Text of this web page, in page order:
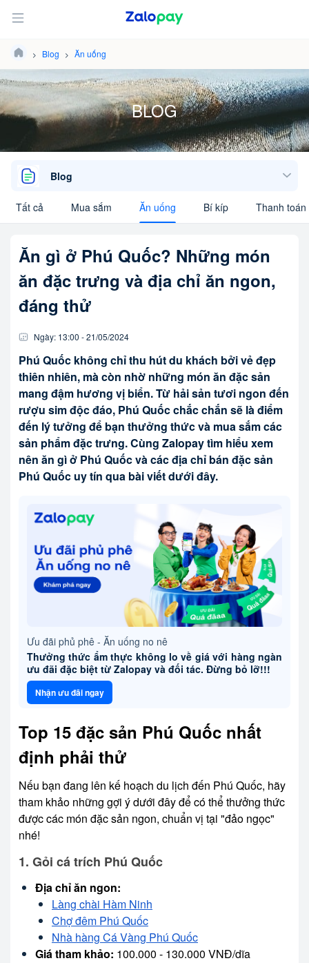
Blog Ăn uống
BLOG
Blog
Tất cả Mua sắm Ăn uống Bí kíp Thanh
Ăn gì ở Phú Quốc? Những món
ăn đặc trưng và địa chỉ ăn ngon,
đáng thử
Ngày: 13:00 -21/05/2024
Phú Quốc không chỉ thu hút du khách bởi vẻ đẹp
thiên nhiên, mà còn nhờ những món ăn đặc sản
mang đậm hương vị biển. Từ hải sản tươi ngon đến
rượu sim độc đáo, Phú Quốc chắc chắn sẽ là điểm
đến lý tưởng để bạn thưởng thức và mua sắm các
sản phẩm đặc trưng. Cùng Zalopay tìm hiểu xem
nên ăn gì ở Phú Quốc và các địa chỉ bán đặc sản
Phú Quốc uy tín qua bài viết dưới đây.
Ưu đãi phủ phê - Ăn uống no nê
Thưởng thức ẩm thực không lo về giá với hàng ngàn
ưu đãi đặc biệt từ Zalopay và đối tác. Đừng bỏ lỡ!!!
Nhận ưu đãi ngay
Top 15 đặc sản Phú Quốc nhất
định phải thử
Nếu bạn đang lên kế hoạch du lịch đến Phú Quốc, hãy
tham khảo những gợi ý dưới đây để có thể thưởng thức
được các món đặc sản ngon, chuẩn vị tại "đảo ngọc"
nhé!
1. Gỏi cá trích Phú Quốc
Địa chỉ ăn ngon:
Làng chài Hàm Ninh
Chợ đêm Phú Quốc
Nhà hàng Cá Vàng Phú Quốc
Giá tham khảo: 100.000 - 130.000 VNĐ/dĩa